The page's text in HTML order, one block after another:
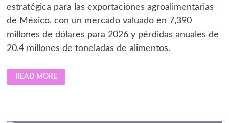
estratégica para las exportaciones agroalimentarias
de México, con un mercado valuado en 7,390
millones de dólares para 2026 y pérdidas anuales de
20.4 millones de toneladas de alimentos.
LA
INFRAESTRUCTURA
INVISIBLE
READ MORE